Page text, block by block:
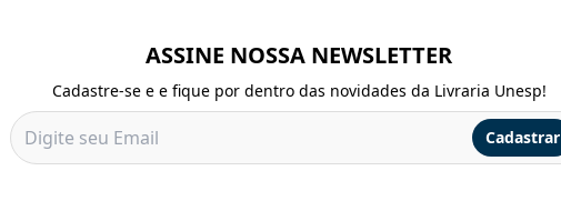
ASSINE NOSSA NEWSLETTER
Cadastre-se e e fique por dentro das novidades da Livraria Unesp!
Cadastrar